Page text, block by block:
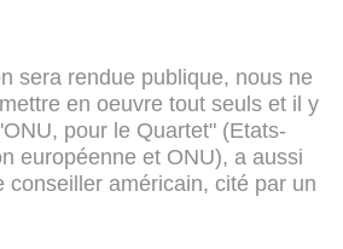
sera rendue publique, nous ne
en oeuvre tout seuls et il y
pour le Quartet" (Etats-
européenne et ONU), a aussi
conseiller américain, cité par un